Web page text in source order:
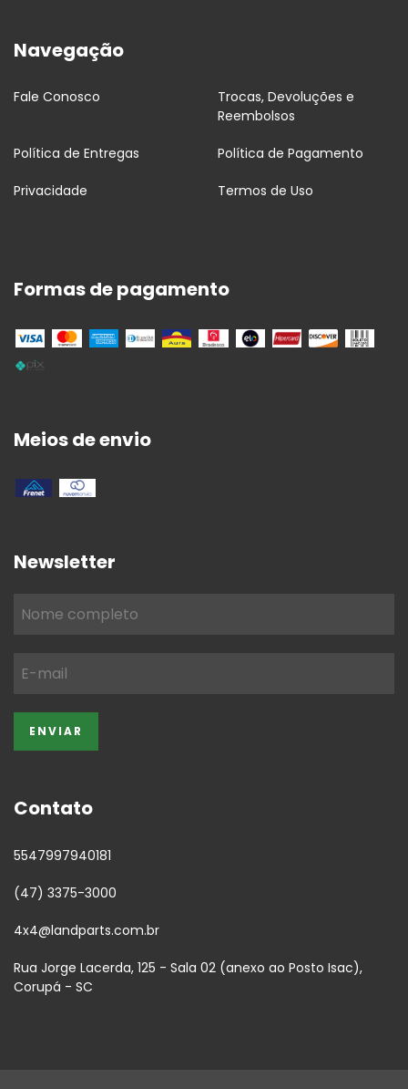
Navegação
Fale Conosco
Trocas, Devoluções e
Reembolsos
Política de Entregas Política de Pagamento
Privacidade Termos de Uso
Formas de pagamento
Meios de envio
Newsletter
Contato
5547997940181
(47) 3375-3000
4x4@landparts.com.br
Rua Jorge Lacerda, 125 - Sala 02 (anexo ao Posto Isac),
Corupá - SC